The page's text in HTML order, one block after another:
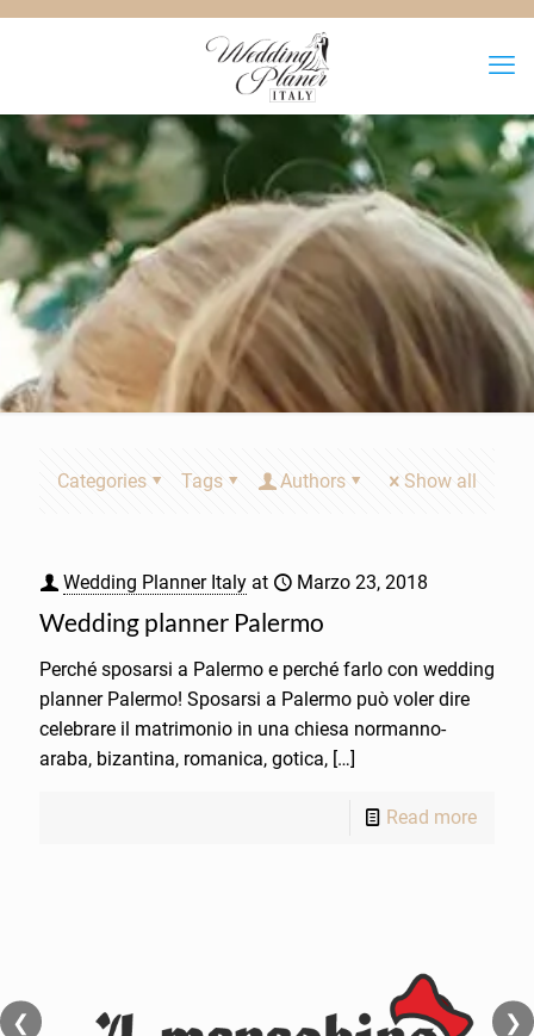
Categories Tags Authors Show all
Wedding Planner Italy at Marzo 23, 2018
Wedding planner Palermo
Perché sposarsi a Palermo e perché farlo con wedding
planner Palermo! Sposarsi a Palermo può voler dire
celebrare il matrimonio in una chiesa normanno-
araba, bizantina, romanica, gotica, […]
Read more
❮ ❯